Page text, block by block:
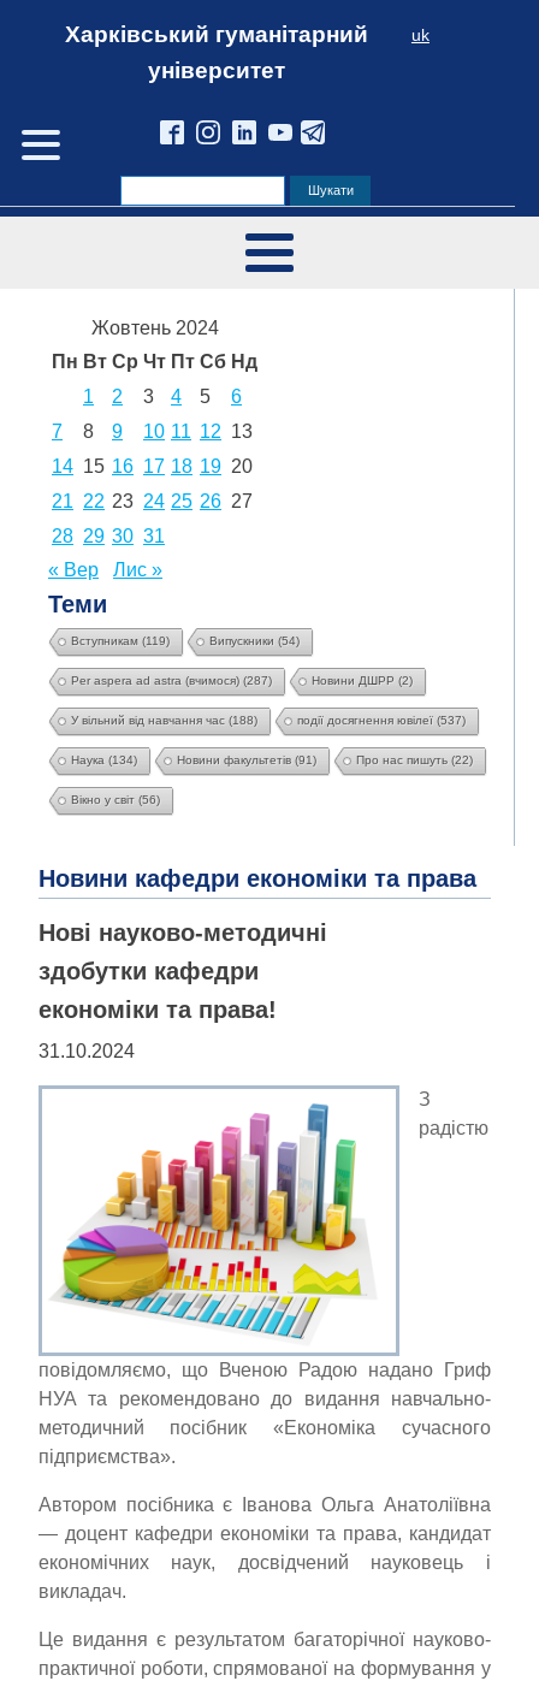
Харківський гуманітарний
університет
uk
Жовтень 2024
Пн Вт Ср Чт Пт Сб Нд
1
2 3 4 5
6
7
8 9 10 11 12 13
14 15 16 17 18 19 20
21 22 23 24 25 26 27
28 29 30 31
« Вер
Лис »
Теми
Вступникам (119) Випускники (54)
Per aspera ad astra (вчимося) (287) Новини ДШРР (2)
У вільний від навчання час (188) події досягнення ювілеї (537)
Наука (134) Новини факультетів (91) Про нас пишуть (22)
Вікно у світ (56)
Новини кафедри економіки та права
Нові науково-методичні
здобутки кафедри
економіки та права!
31.10.2024
З
радістю
повідомляємо, що Вченою Радою надано Гриф
НУА та рекомендовано до видання навчально-
методичний посібник «Економіка сучасного
підприємства».
Автором посібника є Іванова Ольга Анатоліївна
— доцент кафедри економіки та права, кандидат
економічних наук, досвідчений науковець і
викладач.
Це видання є результатом багаторічної науково-
практичної роботи, спрямованої на формування у